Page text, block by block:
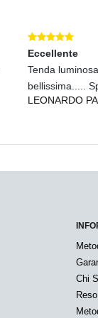
nulla
Chi